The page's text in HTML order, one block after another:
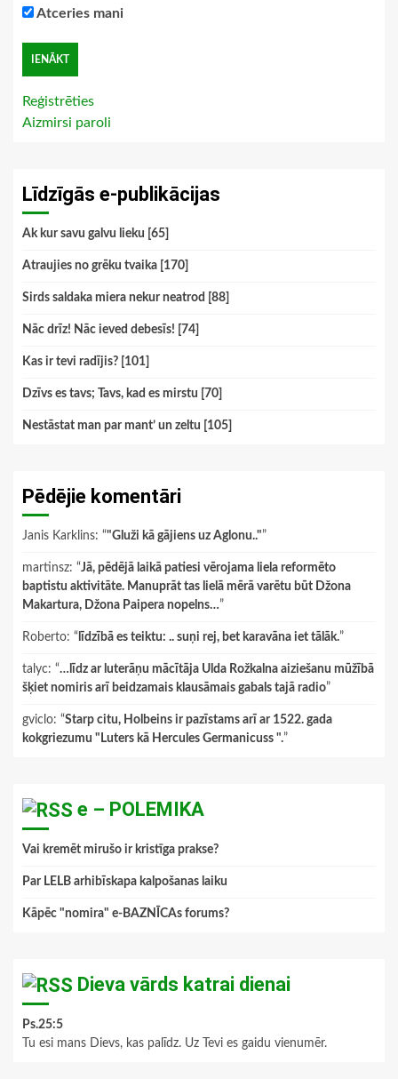
Atceries mani
Reģistrēties
Aizmirsi paroli
Līdzīgās e-publikācijas
Ak kur savu galvu lieku [65]
Atraujies no grēku tvaika [170]
Sirds saldaka miera nekur neatrod [88]
Nāc drīz! Nāc ieved debesīs! [74]
Kas ir tevi radījis? [101]
Dzīvs es tavs; Tavs, kad es mirstu [70]
Nestāstat man par mant’ un zeltu [105]
Pēdējie komentāri
Janis Karklins: “"Gluži kā gājiens uz Aglonu.."”
martinsz: “Jā, pēdējā laikā patiesi vērojama liela reformēto
baptistu aktivitāte. Manuprāt tas lielā mērā varētu būt Džona
Makartura, Džona Paipera nopelns…”
Roberto: “ līdzībā es teiktu: .. suņi rej, bet karavāna iet tālāk.”
talyc: “…līdz ar luterāņu mācītāja Ulda Rožkalna aiziešanu mūžībā
šķiet nomiris arī beidzamais klausāmais gabals tajā radio”
gviclo: “Starp citu, Holbeins ir pazīstams arī ar 1522. gada
kokgriezumu "Luters kā Hercules Germanicuss ".”
e – POLEMIKA
Vai kremēt mirušo ir kristīga prakse?
Par LELB arhibīskapa kalpošanas laiku
Kāpēc "nomira" e-BAZNĪCAs forums?
Dieva vārds katrai dienai
Ps.25:5
Tu esi mans Dievs, kas palīdz. Uz Tevi es gaidu vienumēr.